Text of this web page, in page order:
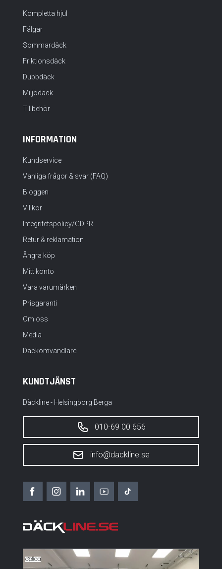
Kompletta hjul
Fälgar
Sommardäck
Friktionsdäck
Dubbdäck
Miljödäck
Tillbehör
INFORMATION
Kundservice
Vanliga frågor & svar (FAQ)
Bloggen
Villkor
Integritetspolicy/GDPR
Retur & reklamation
Ångra köp
Mitt konto
Våra varumärken
Prisgaranti
Om oss
Media
Däckomvandlare
KUNDTJÄNST
Däckline - Helsingborg Berga
010-69 00 656
info@dackline.se